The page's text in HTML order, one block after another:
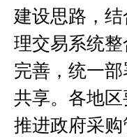
建设思路，
理交易系统
完善，统一
共享。各地
推进政府采